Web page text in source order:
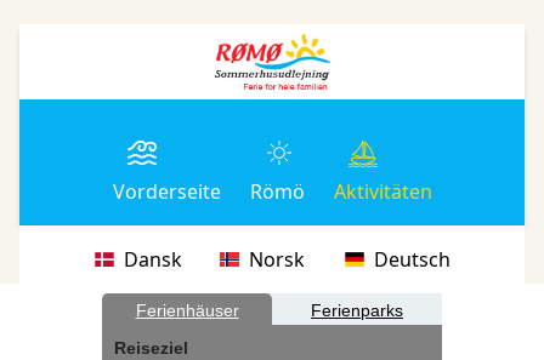
Vorderseite Römö Aktivitäten
Dansk Norsk Deutsch